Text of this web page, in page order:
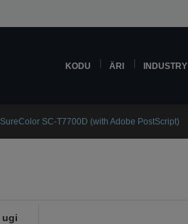
KODU ÄRI INDUSTRY
SureColor SC-T7700D (with Adobe PostScript)
ugi